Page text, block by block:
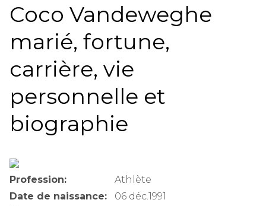
Coco Vandeweghe
marié, fortune,
carrière, vie
personnelle et
biographie
Profession:
Athlète
Date de naissance:
06 déc.1991